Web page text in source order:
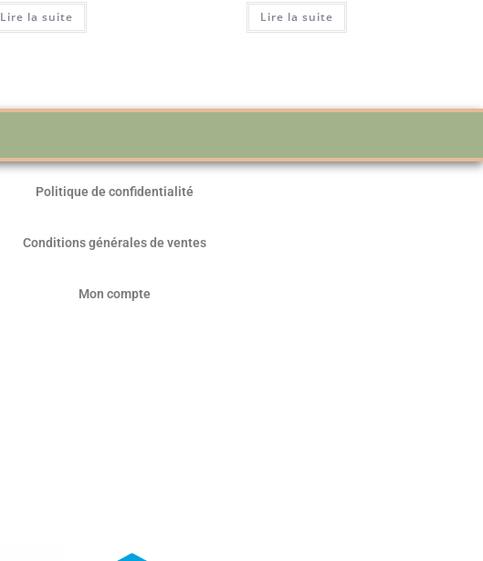
Lire la suite Lire la suite
Politique de confidentialité
Conditions générales de ventes
Mon compte